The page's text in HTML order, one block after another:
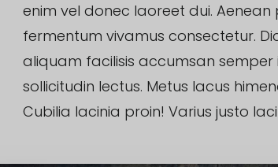
enim vel donec laoreet dui.
fermentum vivamus consectetur.
aliquam facilisis accumsan
sollicitudin lectus. Metus lacus
Cubilia lacinia proin! Varius justo